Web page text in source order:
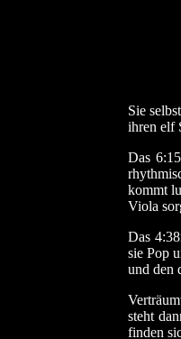
Sie
ihren elf
Das
kommt
Viola
Das
sie Pop
und den
steht
finden